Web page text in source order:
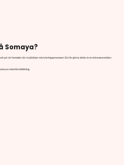
Somaya?
på vår hemsida när vi påbörjar rekryteringsprocessen. Du får gärna skicka in en intresseanmälan
volontärutbildning.